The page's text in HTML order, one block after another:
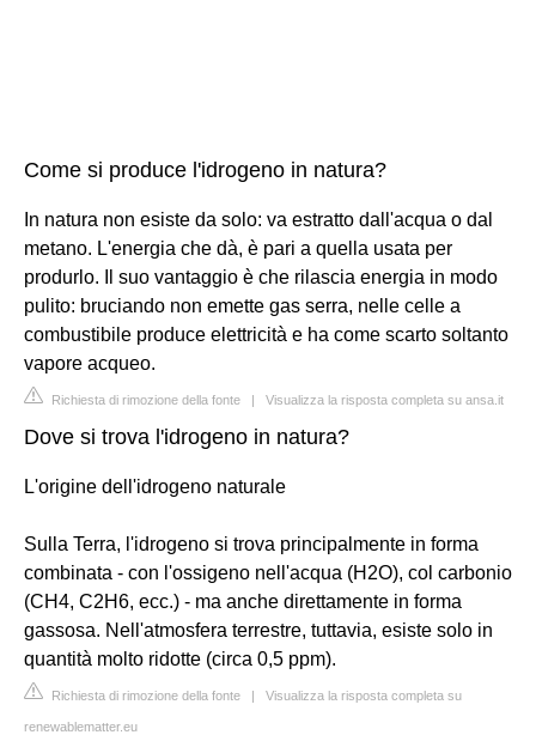
Come si produce l'idrogeno in natura?
In natura non esiste da solo: va estratto dall'acqua o dal
metano. L'energia che dà, è pari a quella usata per
produrlo. Il suo vantaggio è che rilascia energia in modo
pulito: bruciando non emette gas serra, nelle celle a
combustibile produce elettricità e ha come scarto soltanto
vapore acqueo.
Richiesta di rimozione della fonte | Visualizza la risposta completa su ansa.it
Dove si trova l'idrogeno in natura?
L'origine dell'idrogeno naturale
Sulla Terra, l'idrogeno si trova principalmente in forma
combinata - con l'ossigeno nell'acqua (H2O), col carbonio
(CH4, C2H6, ecc.) - ma anche direttamente in forma
gassosa. Nell'atmosfera terrestre, tuttavia, esiste solo in
quantità molto ridotte (circa 0,5 ppm).
Richiesta di rimozione della fonte | Visualizza la risposta completa su
renewablematter.eu